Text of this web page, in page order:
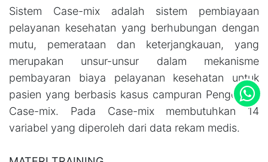
Sistem Case-mix adalah sistem pembiayaan
pelayanan kesehatan yang berhubungan dengan
mutu, pemerataan dan keterjangkauan, yang
merupakan unsur-unsur dalam mekanisme
pembayaran biaya pelayanan kesehatan untuk
pasien yang berbasis kasus campuran Pengertian
Case-mix. Pada Case-mix membutuhkan 14
variabel yang diperoleh dari data rekam medis.